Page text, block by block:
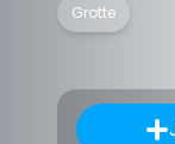
Grotte